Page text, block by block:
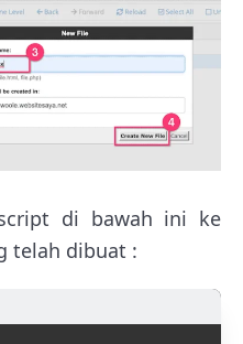
di bawah ini ke
telah dibuat :